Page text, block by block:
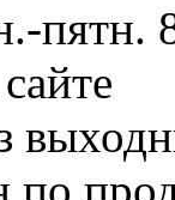
пятн.
по